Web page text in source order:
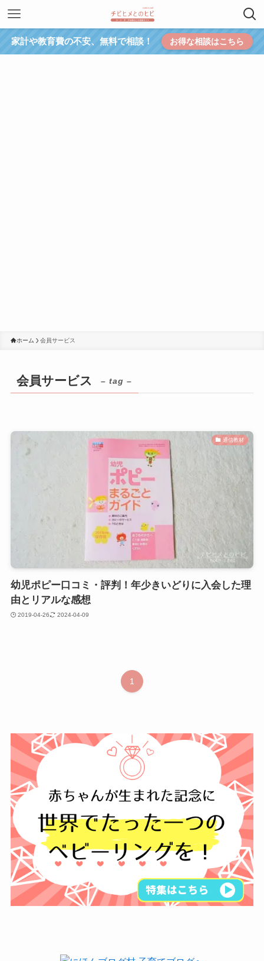
家計や教育費の不安、無料で相談！ お得な相談はこちら
ホーム 会員サービス
会員サービス – tag –
通信教材
幼児ポピー口コミ・評判！年少きいどりに入会した理
由とリアルな感想
2019-04-26 2024-04-09
1